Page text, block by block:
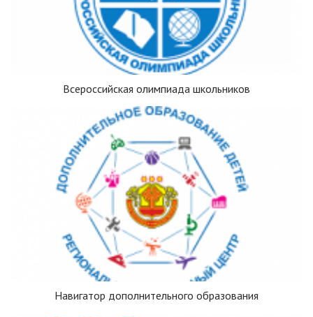
Всероссийская олимпиада школьников
Навигатор дополнительного образования